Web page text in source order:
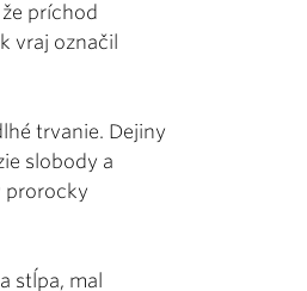
príchod
vraj označil
trvanie. Dejiny
slobody a
prorocky
stĺpa, mal